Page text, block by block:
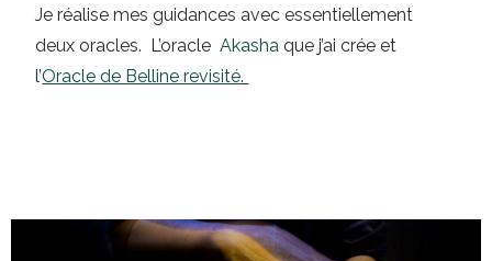
Je réalise mes guidances avec essentiellement
deux oracles. L’oracleAkashaque j’ai crée et
l’Oracle de Belline revisité.